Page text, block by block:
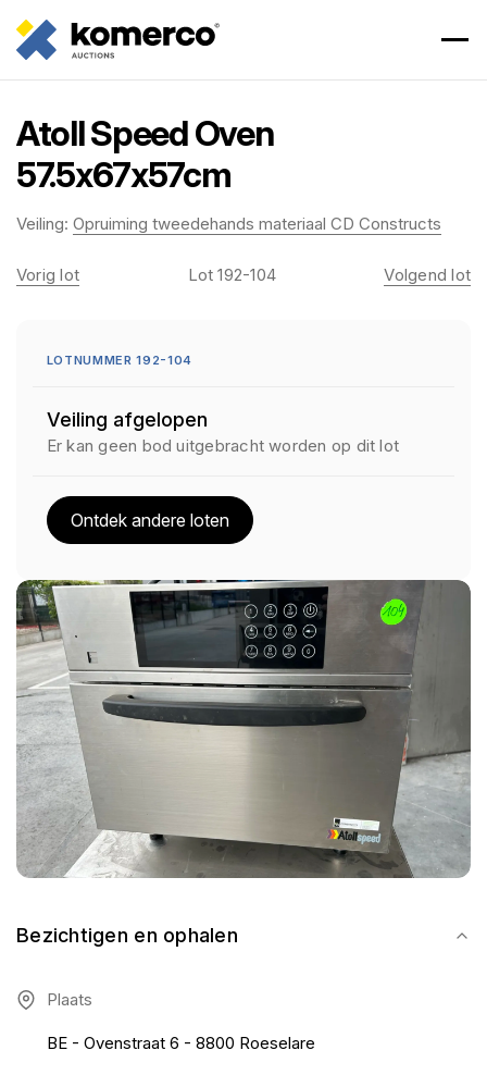
Atoll Speed Oven
57.5x67x57cm
Veiling: Opruiming tweedehands materiaal CD Constructs
Bezichtigen en ophalen
Plaats
BE - Ovenstraat 6 - 8800 Roeselare
Vorig lot Lot 192-104 Volgend lot
LOTNUMMER 192-104
Veiling afgelopen
Er kan geen bod uitgebracht worden op dit lot
Ontdek andere loten